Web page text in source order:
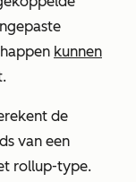
kunnen
de
van een
rollup-type.